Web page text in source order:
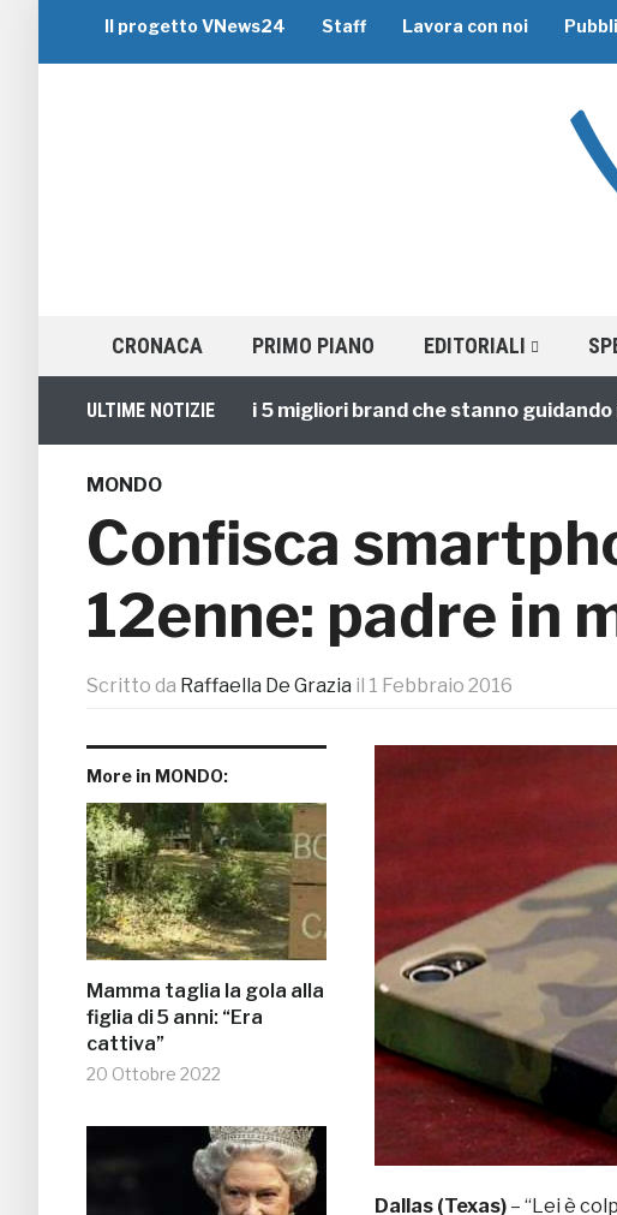
Il progetto VNews24 Staff Lavora con noi
CRONACA PRIMO PIANO EDITORIALI
ULTIME NOTIZIE
Viaggi di Gruppo: i 5 migliori brand che stanno guidando il
MONDO
Confisca
12enne: padre in
Scritto da Raffaella De Grazia il 1 Febbraio 2016
More in MONDO:
Mamma taglia la gola alla
figlia di 5 anni: “Era
cattiva”
20 Ottobre 2022
Dallas (Texas) – “Lei è